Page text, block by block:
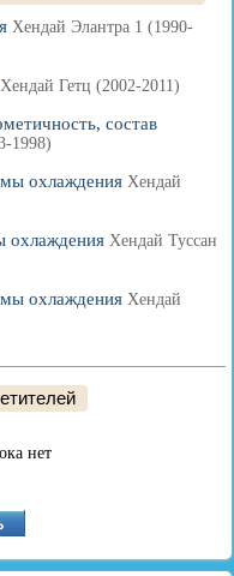
Хендай Элантра 1 (1990-
Хендай Гетц (2002-2011)
состав
1998)
охлаждения Хендай
охлаждения Хендай Туссан
охлаждения Хендай
нет